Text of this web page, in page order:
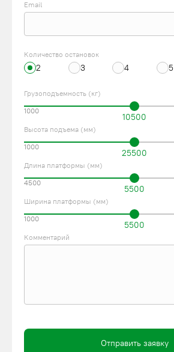
Email
Количество остановок
2 3 4 5
Грузоподъемность (кг)
10500
1000
Высота подъема (мм)
25500
1000
Длина платформы (мм)
5500
4500
Ширина платформы (мм)
5500
1000
Комментарий
Отправить заявку